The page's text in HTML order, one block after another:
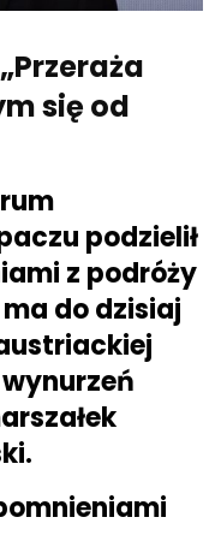
się od
podzielił
z podróży
ma do dzisiaj